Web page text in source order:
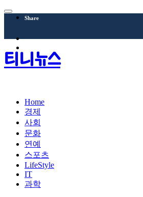
Share
티니뉴스
Home
경제
사회
문화
연예
스포츠
LifeStyle
IT
과학